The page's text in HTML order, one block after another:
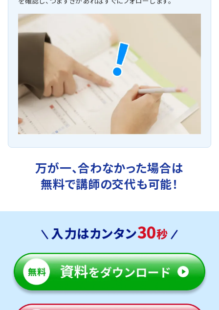
万が一、合わなかった場合は
無料で講師の交代も可能！